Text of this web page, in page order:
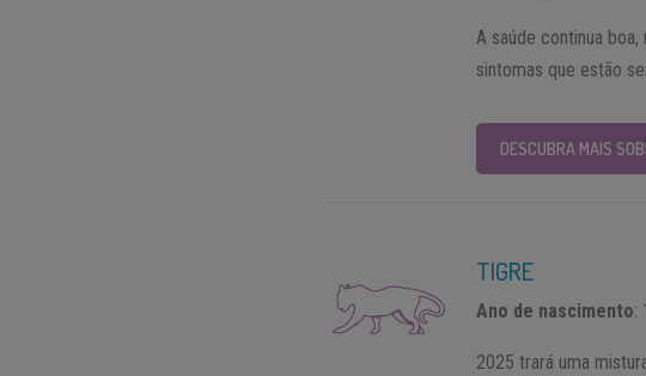
A saúde continua
sintomas que estão
DESCUBRA MAIS
TIGRE
Ano de nascimento:
2025 trará uma